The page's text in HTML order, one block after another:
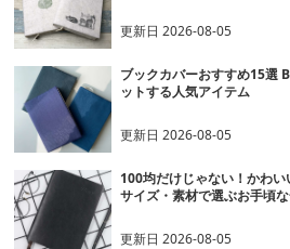
更新日2026-08-05
ブックカバーおすすめ15選
ットする人気アイテム
更新日2026-08-05
100均だけじゃない！かわ
サイズ・素材で選ぶお手頃
更新日2026-08-05